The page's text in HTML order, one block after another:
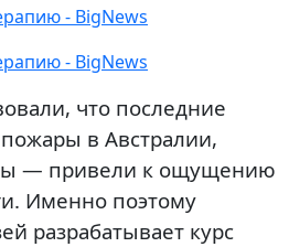
что последние
в Австралии,
— привели к ощущению
Именно поэтому
разрабатывает курс